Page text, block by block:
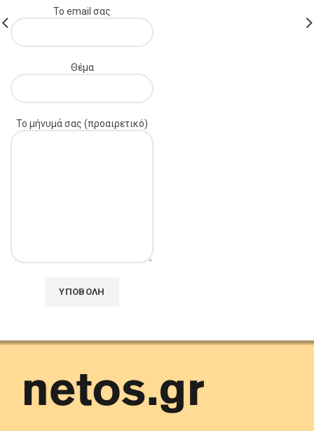
Το email σας
Θέμα
Το μήνυμά σας (προαιρετικό)